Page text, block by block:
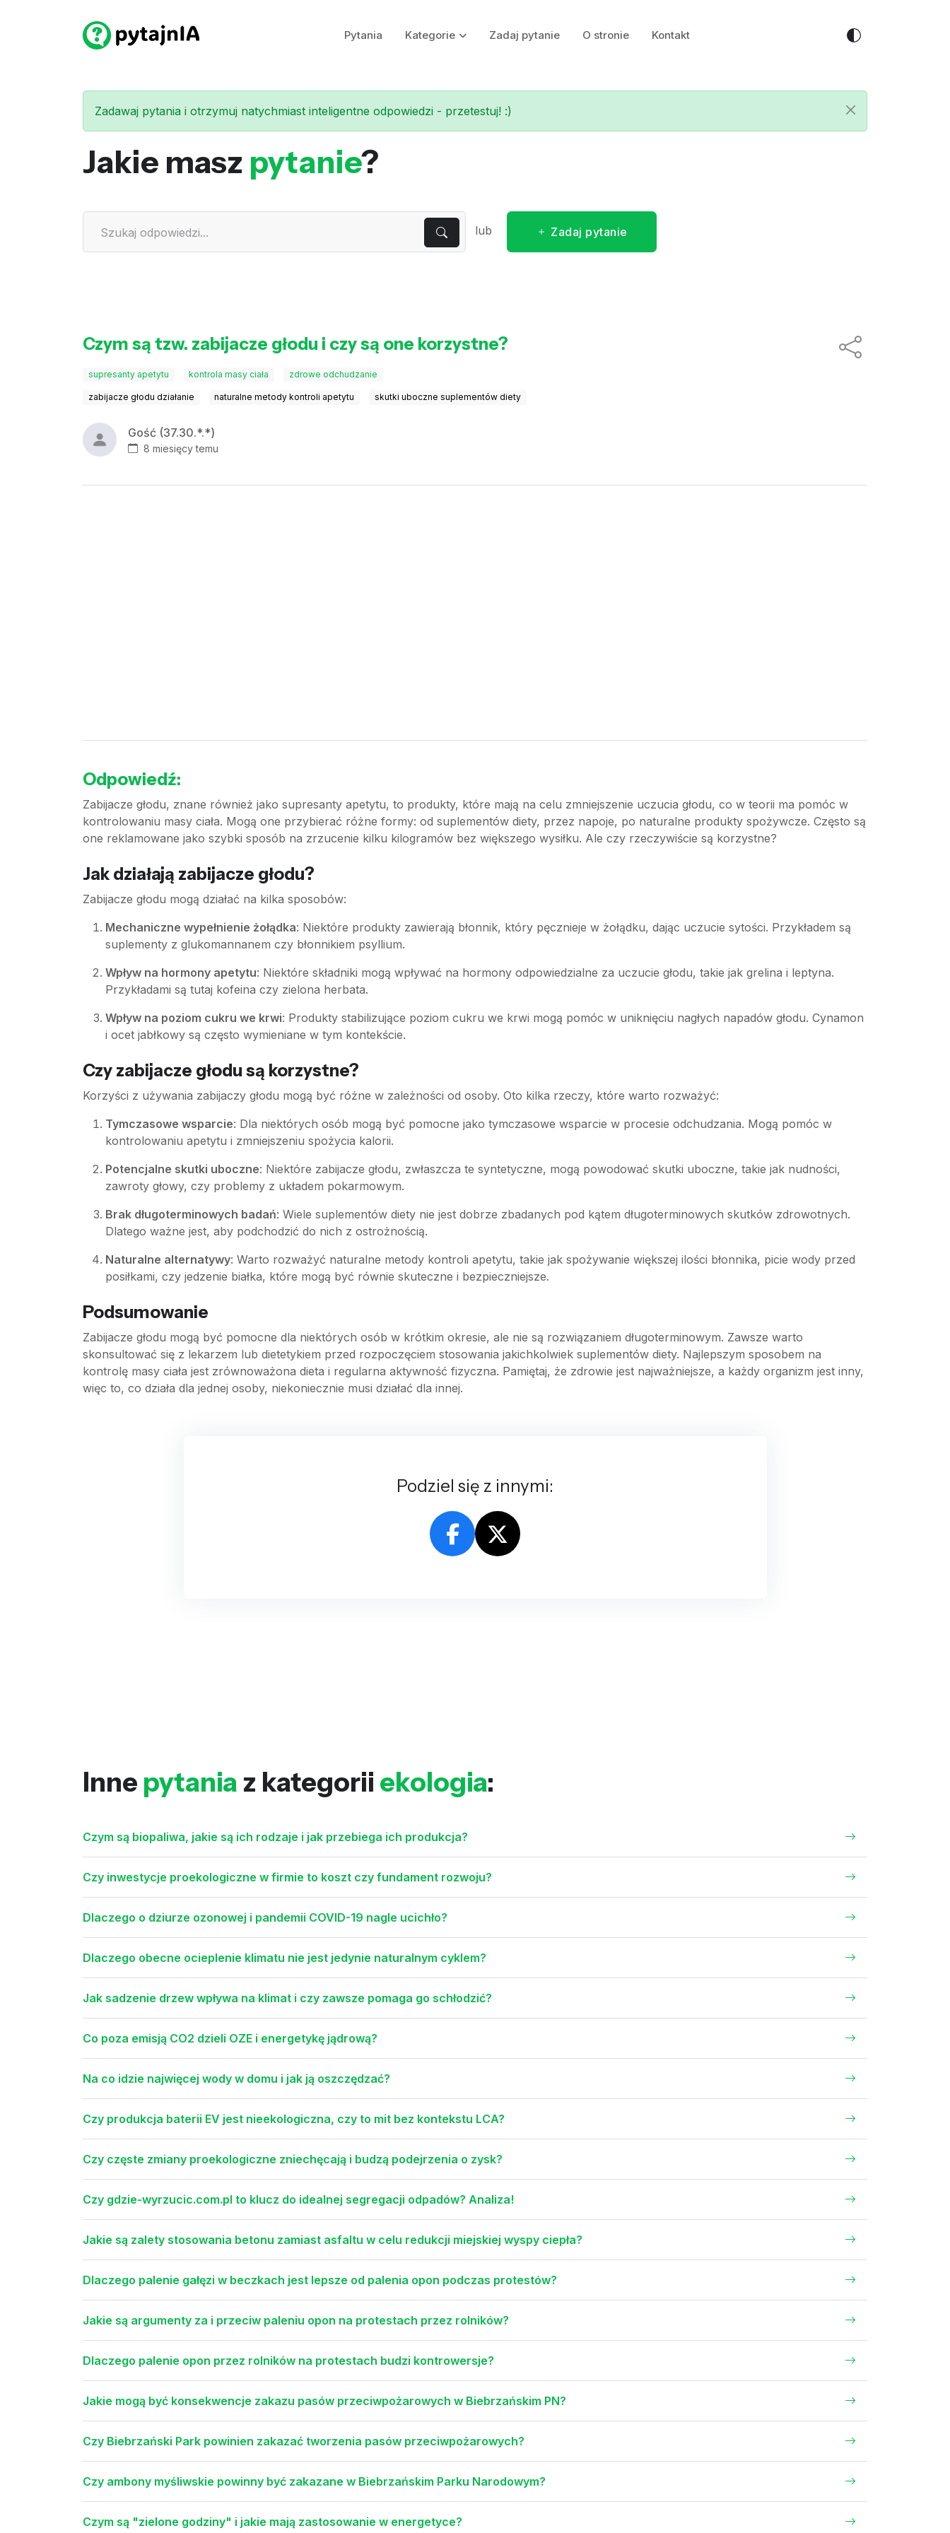
Pytania Kategorie Zadaj pytanie O stronie Kontakt
Zadawaj pytania i otrzymuj natychmiast inteligentne odpowiedzi - przetestuj! :)
Jakie masz pytanie?
lub Zadaj pytanie
Czym są tzw. zabijacze głodu i czy są one korzystne?
supresanty apetytu kontrola masy ciała zdrowe odchudzanie
zabijacze głodu działanie naturalne metody kontroli apetytu skutki uboczne suplementów diety
Gość (37.30.*.*)
8 miesięcy temu
Odpowiedź:
Zabijacze głodu, znane również jako supresanty apetytu, to produkty, które mają na celu zmniejszenie uczucia głodu, co w teorii ma pomóc w
kontrolowaniu masy ciała. Mogą one przybierać różne formy: od suplementów diety, przez napoje, po naturalne produkty spożywcze. Często są
one reklamowane jako szybki sposób na zrzucenie kilku kilogramów bez większego wysiłku. Ale czy rzeczywiście są korzystne?
Jak działają zabijacze głodu?
Zabijacze głodu mogą działać na kilka sposobów:
Mechaniczne wypełnienie żołądka: Niektóre produkty zawierają błonnik, który pęcznieje w żołądku, dając uczucie sytości. Przykładem są
suplementy z glukomannanem czy błonnikiem psyllium.
Wpływ na hormony apetytu: Niektóre składniki mogą wpływać na hormony odpowiedzialne za uczucie głodu, takie jak grelina i leptyna.
Przykładami są tutaj kofeina czy zielona herbata.
Wpływ na poziom cukru we krwi: Produkty stabilizujące poziom cukru we krwi mogą pomóc w uniknięciu nagłych napadów głodu. Cynamon
i ocet jabłkowy są często wymieniane w tym kontekście.
Czy zabijacze głodu są korzystne?
Korzyści z używania zabijaczy głodu mogą być różne w zależności od osoby. Oto kilka rzeczy, które warto rozważyć:
Tymczasowe wsparcie: Dla niektórych osób mogą być pomocne jako tymczasowe wsparcie w procesie odchudzania. Mogą pomóc w
kontrolowaniu apetytu i zmniejszeniu spożycia kalorii.
Potencjalne skutki uboczne: Niektóre zabijacze głodu, zwłaszcza te syntetyczne, mogą powodować skutki uboczne, takie jak nudności,
zawroty głowy, czy problemy z układem pokarmowym.
Brak długoterminowych badań: Wiele suplementów diety nie jest dobrze zbadanych pod kątem długoterminowych skutków zdrowotnych.
Dlatego ważne jest, aby podchodzić do nich z ostrożnością.
Naturalne alternatywy: Warto rozważyć naturalne metody kontroli apetytu, takie jak spożywanie większej ilości błonnika, picie wody przed
posiłkami, czy jedzenie białka, które mogą być równie skuteczne i bezpieczniejsze.
Podsumowanie
Zabijacze głodu mogą być pomocne dla niektórych osób w krótkim okresie, ale nie są rozwiązaniem długoterminowym. Zawsze warto
skonsultować się z lekarzem lub dietetykiem przed rozpoczęciem stosowania jakichkolwiek suplementów diety. Najlepszym sposobem na
kontrolę masy ciała jest zrównoważona dieta i regularna aktywność fizyczna. Pamiętaj, że zdrowie jest najważniejsze, a każdy organizm jest inny,
więc to, co działa dla jednej osoby, niekoniecznie musi działać dla innej.
Podziel się z innymi:
Inne pytania z kategorii ekologia:
Czym są biopaliwa, jakie są ich rodzaje i jak przebiega ich produkcja?
Czy inwestycje proekologiczne w firmie to koszt czy fundament rozwoju?
Dlaczego o dziurze ozonowej i pandemii COVID-19 nagle ucichło?
Dlaczego obecne ocieplenie klimatu nie jest jedynie naturalnym cyklem?
Jak sadzenie drzew wpływa na klimat i czy zawsze pomaga go schłodzić?
Co poza emisją CO2 dzieli OZE i energetykę jądrową?
Na co idzie najwięcej wody w domu i jak ją oszczędzać?
Czy produkcja baterii EV jest nieekologiczna, czy to mit bez kontekstu LCA?
Czy częste zmiany proekologiczne zniechęcają i budzą podejrzenia o zysk?
Czy gdzie-wyrzucic.com.pl to klucz do idealnej segregacji odpadów? Analiza!
Jakie są zalety stosowania betonu zamiast asfaltu w celu redukcji miejskiej wyspy ciepła?
Dlaczego palenie gałęzi w beczkach jest lepsze od palenia opon podczas protestów?
Jakie są argumenty za i przeciw paleniu opon na protestach przez rolników?
Dlaczego palenie opon przez rolników na protestach budzi kontrowersje?
Jakie mogą być konsekwencje zakazu pasów przeciwpożarowych w Biebrzańskim PN?
Czy Biebrzański Park powinien zakazać tworzenia pasów przeciwpożarowych?
Czy ambony myśliwskie powinny być zakazane w Biebrzańskim Parku Narodowym?
Czym są "zielone godziny" i jakie mają zastosowanie w energetyce?